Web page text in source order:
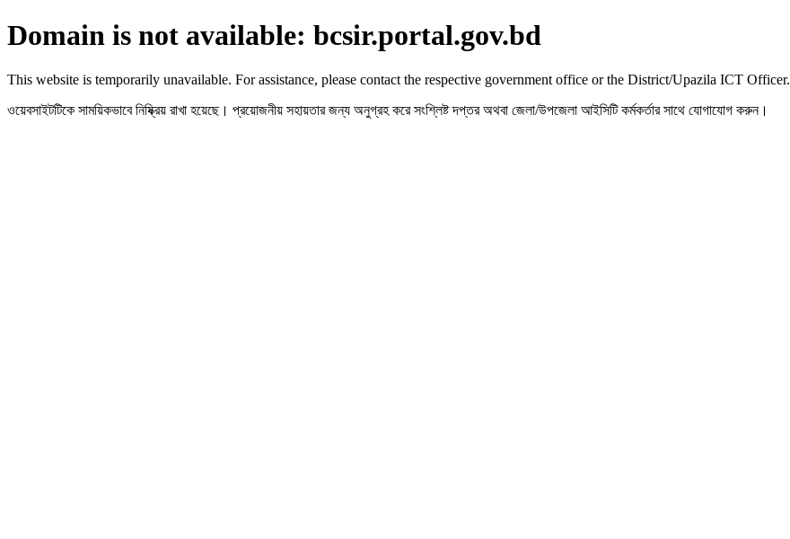
Domain is not available: bcsir.portal.gov.bd
This website is temporarily unavailable. For assistance, please contact the respective government office or the District/Upazila ICT Officer.
ওয়েবসাইটটিকে সাময়িকভাবে নিষ্ক্রিয় রাখা হয়েছে। প্রয়োজনীয় সহায়তার জন্য অনুগ্রহ করে সংশ্লিষ্ট দপ্তর অথবা জেলা/উপজেলা আইসিটি কর্মকর্তার সাথে যোগাযোগ করুন।